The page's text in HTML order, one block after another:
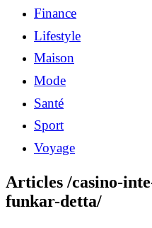
Finance
Lifestyle
Maison
Mode
Santé
Sport
Voyage
Articles /casino-
funkar-detta/